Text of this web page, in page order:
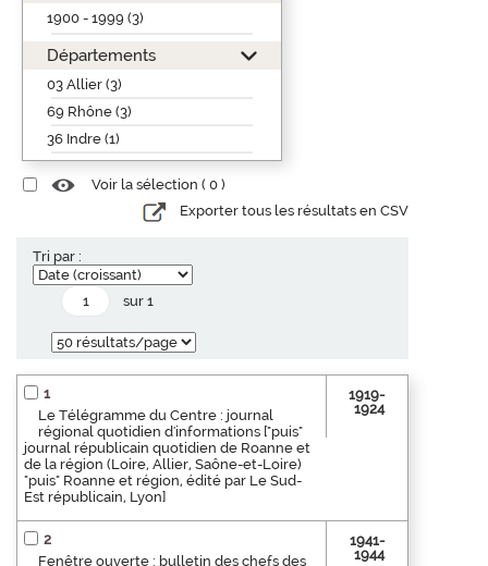
1900 - 1999 (3)
Départements
03 Allier (3)
69 Rhône (3)
36 Indre (1)
Voir la sélection ( 0 )
Exporter tous les résultats en CSV
Tri par :
sur 1
1
Le Télégramme du Centre : journal
régional quotidien d'informations ["puis"
journal républicain quotidien de Roanne et
de la région (Loire, Allier, Saône-et-Loire)
"puis" Roanne et région, édité par Le Sud-
Est républicain, Lyon]
1919-
1924
2
Fenêtre ouverte : bulletin des chefs des
1941-
1944